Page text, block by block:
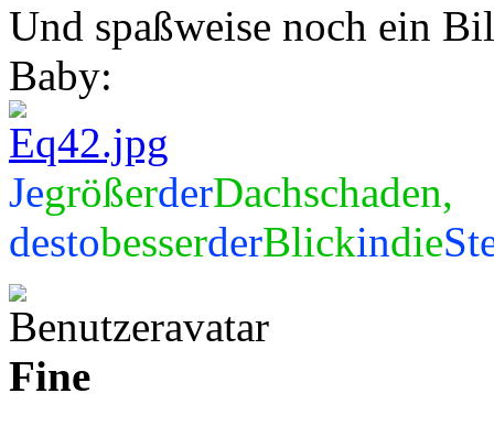
Und spaßweise noch ein
Baby:
JegrößerderDachschaden,
destobesserderBlickindie
Fine